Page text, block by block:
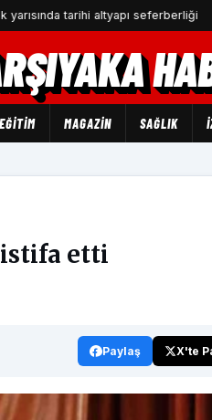
tarihi altyapı seferberliği
EĞİTİM MAGAZİN SAĞLIK
etti
Paylaş X'te